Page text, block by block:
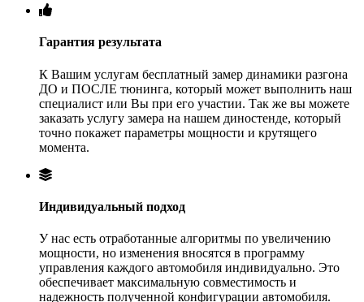
Гарантия результата
К Вашим услугам бесплатный замер динамики разгона
ДО и ПОСЛЕ тюнинга, который может выполнить наш
специалист или Вы при его участии. Так же вы можете
заказать услугу замера на нашем диностенде, который
точно покажет параметры мощности и крутящего
момента.
Индивидуальный подход
У нас есть отработанные алгоритмы по увеличению
мощности, но изменения вносятся в программу
управления каждого автомобиля индивидуально. Это
обеспечивает максимальную совместимость и
надежность полученной конфигурации автомобиля.